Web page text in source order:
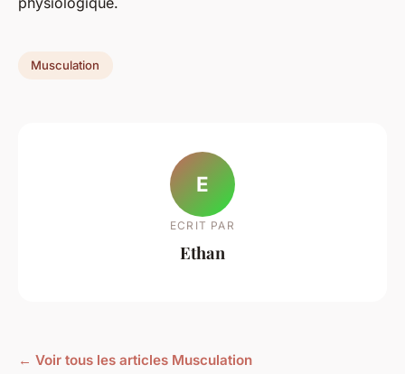
Musculation
E
ECRIT PAR
Ethan
← Voir tous les articles Musculation